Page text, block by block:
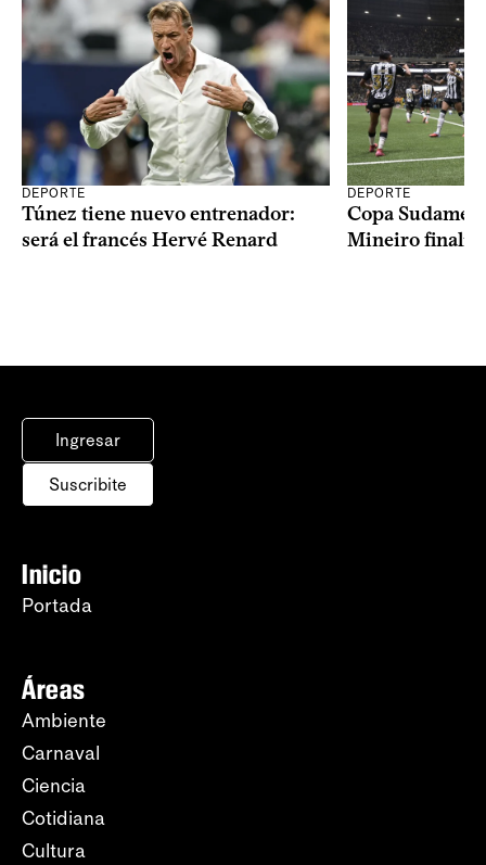
DEPORTE
Túnez tiene nuevo entrenador:
será el francés Hervé Renard
DEPORTE
Copa
Mineiro
Ingresar
Suscribite
Inicio
Portada
Áreas
Ambiente
Carnaval
Ciencia
Cotidiana
Cultura